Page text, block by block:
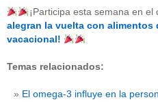
antioxidantes (6)
beneficios-salud(53)
calcio
corazon(1)
dietas(10)
¡Participa esta semana en el
alegran la vuelta con alimentos
vacacional!
Temas relacionados:
El omega-3 influye en la